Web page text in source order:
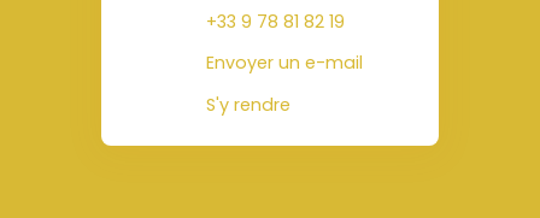
+33 9 78 81 82 19
Envoyer un e-mail
S'y rendre